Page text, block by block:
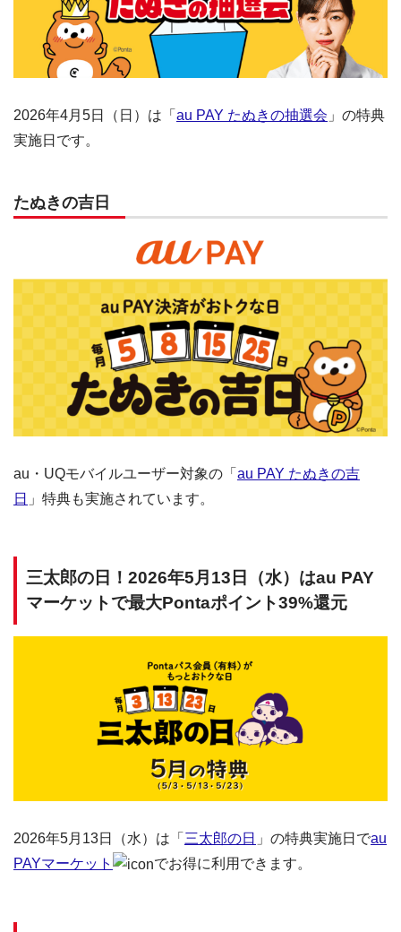
2026年4月5日（日）は「 au PAY たぬきの抽選会 」の特典
実施日です。
たぬきの吉日
au・UQモバイルユーザー対象の「 au PAY たぬきの吉
日 」特典も実施されています。
三太郎の日！2026年5月13日（水）はau PAY
マーケットで最大Pontaポイント39%還元
2026年5月13日（水）は「 三太郎の日 」の特典実施日でau
PAYマーケット
でお得に利用できます。